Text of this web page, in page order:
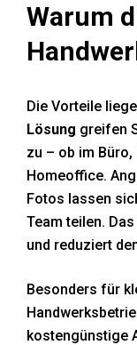
Warum
Die Vorteile
Lösung greifen
zu – ob im
Homeoffice.
Fotos lassen
Team teilen.
und reduziert
Besonders für
kostengünstige